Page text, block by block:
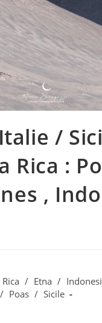
/
Rica :
,
/ Etna /
/ Poas / Sicile